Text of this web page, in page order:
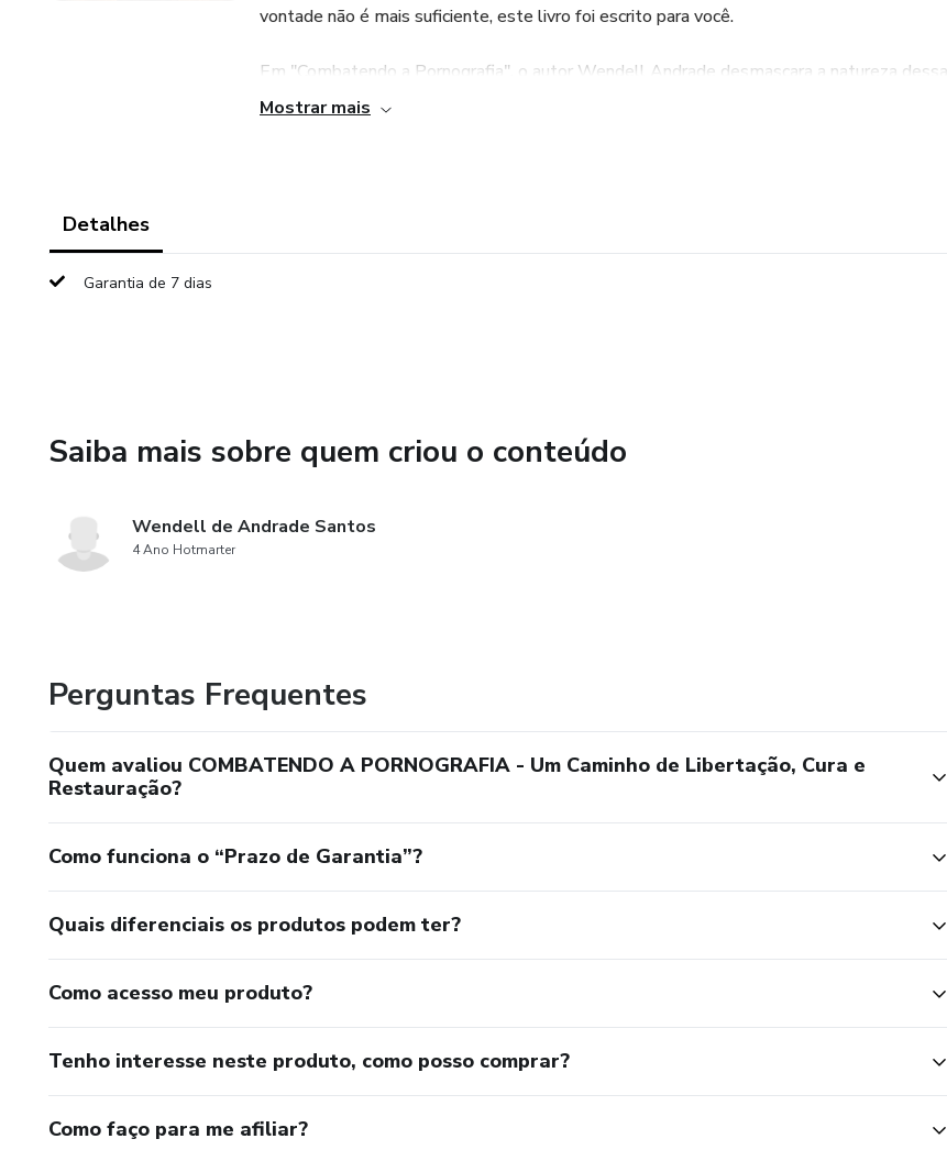
vontade não é mais suficiente, este livro foi escrito para você.
Em "Combatendo a Pornografia", o autor Wendell Andrade desmascara a natureza dessa
"tecnologia de escravidão" e oferece um mapa prático e espiritual para a restauração
Restauração de Relacionamentos: Estratégias para curar a erosão da confiança e
Inclui Apêndices Práticos:
Roteiro de Ação Imediata (Plano de 5 Minutos).
Lista de softwares e filtros de proteção.
Não aceite mais viver na escuridão. Descubra os princípios sólidos que podem transformar
sua mente, restaurar sua família e devolver sua liberdade.
Mostrar mais
Detalhes
Garantia de 7 dias
Saiba mais sobre quem criou o conteúdo
Wendell de Andrade Santos
4 Ano Hotmarter
Perguntas Frequentes
Quem avaliou COMBATENDO A PORNOGRAFIA - Um Caminho de Libertação, Cura e
Restauração?
Como funciona o “Prazo de Garantia”?
Quais diferenciais os produtos podem ter?
Como acesso meu produto?
Tenho interesse neste produto, como posso comprar?
Como faço para me afiliar?